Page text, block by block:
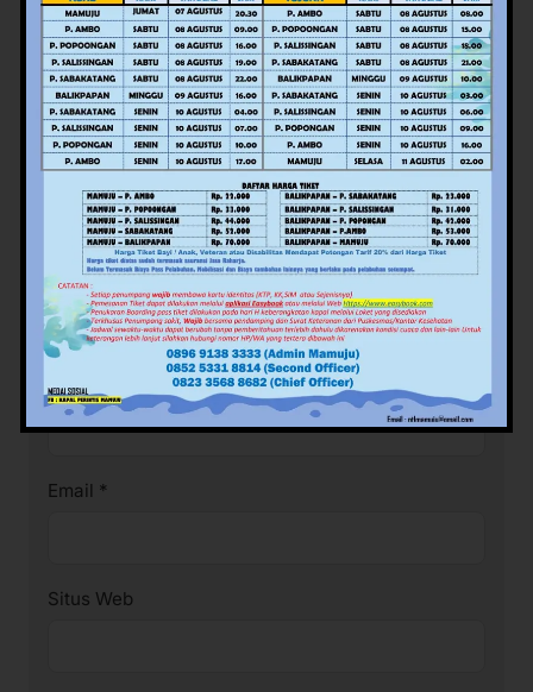
Alamat email Anda tidak akan dipublikasikan. Ruas
yang wajib ditandai*
Komentar*
Email *
Situs Web